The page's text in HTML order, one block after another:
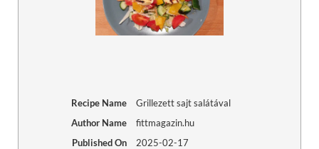
Recipe Name
Grillezett sajt salátával
Author Name
fittmagazin.hu
Published On
2025-02-17